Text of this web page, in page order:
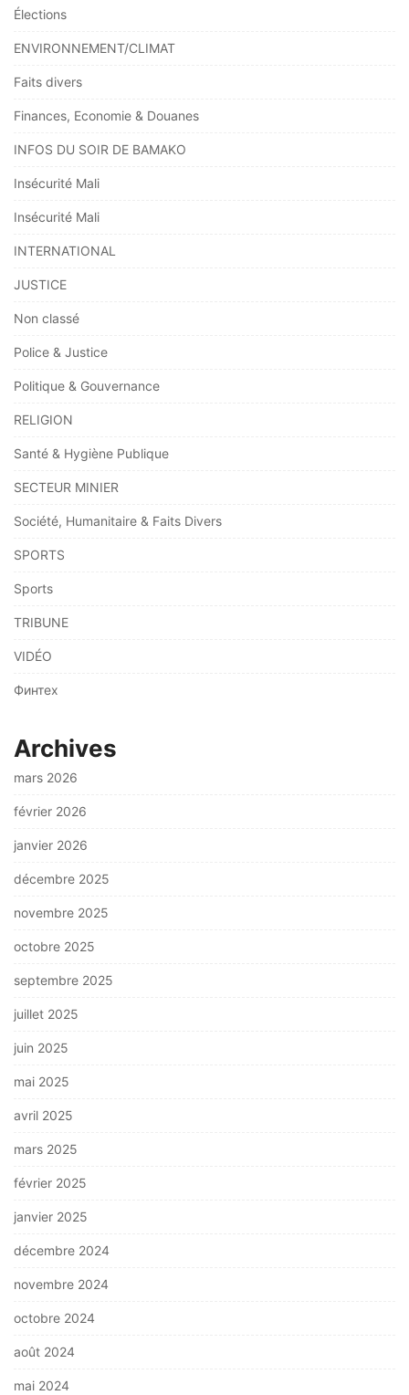
Élections
ENVIRONNEMENT/CLIMAT
Faits divers
Finances, Economie & Douanes
INFOS DU SOIR DE BAMAKO
Insécurité Mali
Insécurité Mali
INTERNATIONAL
JUSTICE
Non classé
Police & Justice
Politique & Gouvernance
RELIGION
Santé & Hygiène Publique
SECTEUR MINIER
Société, Humanitaire & Faits Divers
SPORTS
Sports
TRIBUNE
VIDÉO
Финтех
Archives
mars 2026
février 2026
janvier 2026
décembre 2025
novembre 2025
octobre 2025
septembre 2025
juillet 2025
juin 2025
mai 2025
avril 2025
mars 2025
février 2025
janvier 2025
décembre 2024
novembre 2024
octobre 2024
août 2024
mai 2024